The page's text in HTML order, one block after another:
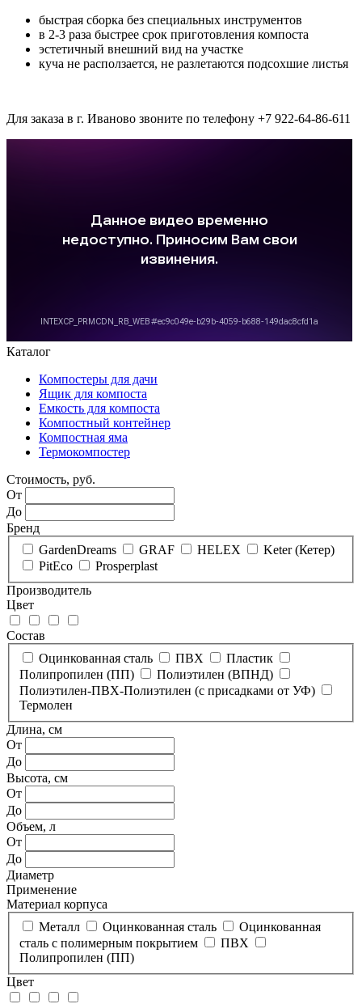
быстрая сборка без специальных инструментов
в 2-3 раза быстрее срок приготовления компоста
эстетичный внешний вид на участке
куча не расползается, не разлетаются подсохшие листья
Для заказа в г. Иваново звоните по телефону +7 922-64-86-611
Каталог
Компостеры для дачи
Ящик для компоста
Емкость для компоста
Компостный контейнер
Компостная яма
Термокомпостер
Стоимость, руб.
От
До
Бренд
GardenDreams
GRAF HELEX
Keter (Кетер)
PitEco
Prosperplast
Производитель
Цвет
Состав
Оцинкованная сталь
ПВХ
Пластик
Полипропилен (ПП)
Полиэтилен (ВПНД)
Полиэтилен-ПВХ-Полиэтилен (с присадками от УФ)
Термолен
Длина, см
От
До
Высота, см
От
До
Объем, л
От
До
Диаметр
Применение
Материал корпуса
Металл
Оцинкованная сталь
Оцинкованная
сталь с полимерным покрытием
ПВХ
Полипропилен (ПП)
Цвет